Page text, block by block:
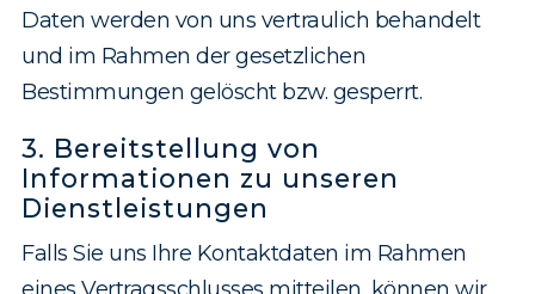
Daten werden von uns vertraulich behandelt
und im Rahmen der gesetzlichen
Bestimmungen gelöscht bzw. gesperrt.
3. Bereitstellung von
Informationen zu unseren
Dienstleistungen
Falls Sie uns Ihre Kontaktdaten im Rahmen